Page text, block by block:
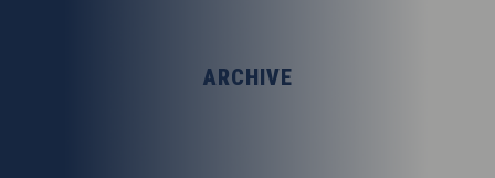
ARCHIVE